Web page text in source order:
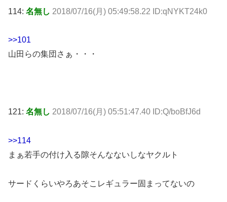
114: 名無し 2018/07/16(月) 05:49:58.22 ID:qNYKT24k0
>>101
山田らの集団さぁ・・・
121: 名無し 2018/07/16(月) 05:51:47.40 ID:Q/boBfJ6d
>>114
まぁ若手の付け入る隙そんなないしなヤクルト
サードくらいやろあそこレギュラー固まってないの